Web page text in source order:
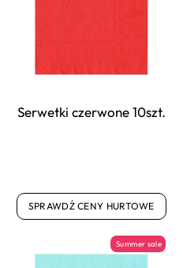
Serwetki czerwone 10szt.
SPRAWDŹ CENY HURTOWE
Summer sale